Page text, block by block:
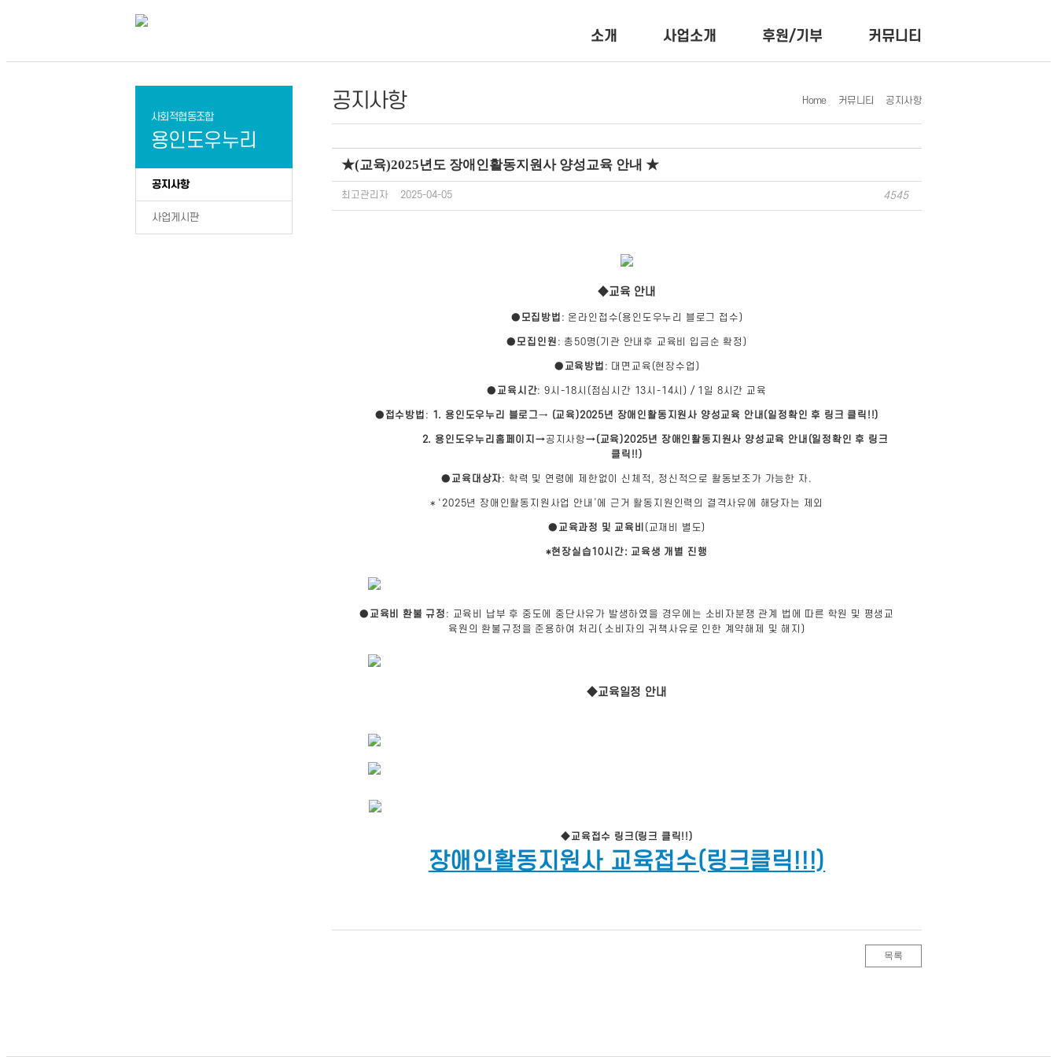
소개 사업소개 후원/기부 커뮤니티
사회적협동조합
용인도우누리
공지사항
사업게시판
공지사항 Home 커뮤니티 공지사항
★(교육)2025년도 장애인활동지원사 양성교육 안내 ★
최고관리자 2025-04-05 4545
◆교육 안내
● 모집방법 : 온라인접수(용인도우누리 블로그 접수)
● 모집인원 : 총50명(기관 안내후 교육비 입금순 확정)
● 교육방법 : 대면교육(현장수업)
● 교육시간: 9시-18시(점심시간 13시-14시) / 1일 8시간 교육
● 접수방법 : 1. ​ 용인도우누리 블로그→ (교육)2025년 장애인활동지원사 양성교육 안내(일정확인 후 링크 클릭!!)
2. 용인도우누리홈페이지→공지사항→(교육)2025년 장애인활동지원사 양성교육 안내(일정확인 후 링크
클릭!!)
● 교육대상자: 학력 및 연령에 제한없이 신체적, 정신적으로 활동보조가 가능한 자.
* ‘2025년 장애인활동지원사업 안내’에 근거 활동지원인력의 결격사유에 해당자는 제외
● 교육과정 및 교육비 (교재비 별도)
*현장실습10시간: 교육생 개별 진행
● 교육비 환불 규정 : 교육비 납부 후 중도에 중단사유가 발생하였을 경우에는 소비자분쟁 관계 법에 따른 학원 및 평생교
육원의 환불규정을 준용하여 처리( 소비자의 귀책사유로 인한 계약해제 및 해지)
◆교육일정 안내
◆교육접수 링크(링크 클릭!!)
장애인활동지원사 교육접수(링크클릭!!!)
목록